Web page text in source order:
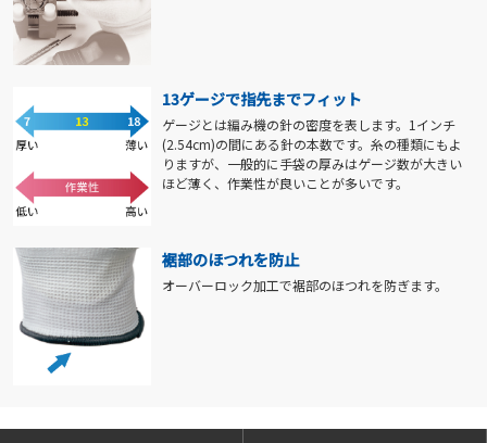
13ゲージで指先までフィット
ゲージとは編み機の針の密度を表します。1インチ
(2.54cm)の間にある針の本数です。糸の種類にもよ
りますが、一般的に手袋の厚みはゲージ数が大きい
ほど薄く、作業性が良いことが多いです。
裾部のほつれを防止
オーバーロック加工で裾部のほつれを防ぎます。